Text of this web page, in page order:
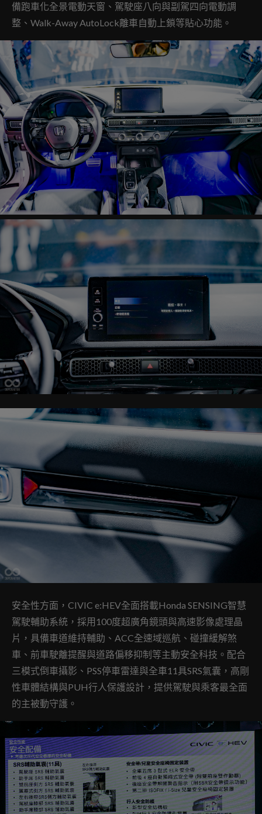
備跑車化全景電動天窗、駕駛座八向與副駕四向電動調
整、Walk-Away AutoLock離車自動上鎖等貼心功能。
安全性方面，CIVIC e:HEV全面搭載Honda SENSING智慧
駕駛輔助系統，採用100度超廣角鏡頭與高速影像處理晶
片，具備車道維持輔助、ACC全速域巡航、碰撞緩解煞
車、前車駛離提醒與道路偏移抑制等主動安全科技。配合
三模式倒車攝影、PSS停車雷達與全車11具SRS氣囊，高剛
性車體結構與PUH行人保護設計，提供駕駛與乘客最全面
的主被動守護。